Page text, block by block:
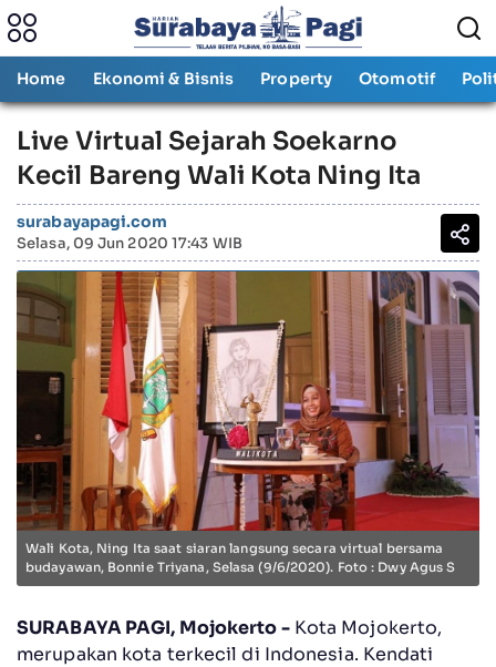
Home Ekonomi & Bisnis Property Otomotif
Live Virtual Sejarah Soekarno
Kecil Bareng Wali Kota Ning Ita
surabayapagi.com
Selasa, 09 Jun 2020 17:43 WIB
Wali Kota, Ning Ita saat siaran langsung secara virtual bersama
budayawan, Bonnie Triyana, Selasa (9/6/2020). Foto : Dwy Agus S
SURABAYA PAGI, Mojokerto -Kota Mojokerto,
merupakan kota terkecil di Indonesia. Kendati